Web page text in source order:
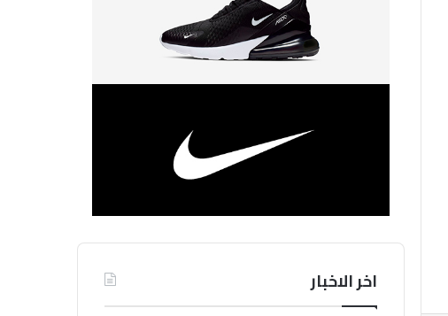
اخر الاخبار